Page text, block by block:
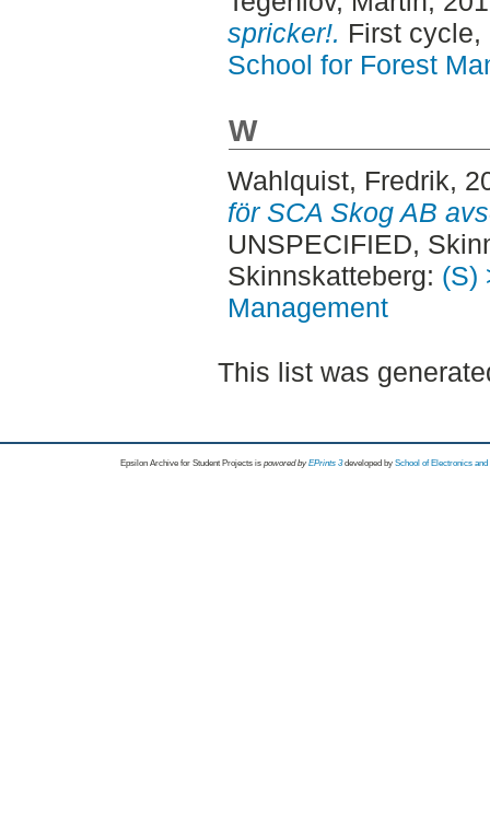
spricker!. First
School for Forest
W
Wahlquist, Fredrik,
för SCA Skog AB
UNSPECIFIED,
Skinnskatteberg: (S)
Management
This list was
Epsilon Archive for Student Projects is powored byEPrints 3 developed by School of Electronics